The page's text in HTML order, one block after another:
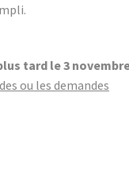
tard le 3
ou les demandes